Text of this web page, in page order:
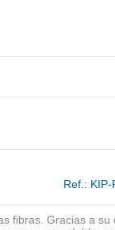
Ref.: KIP-
fibras. Gracias a su